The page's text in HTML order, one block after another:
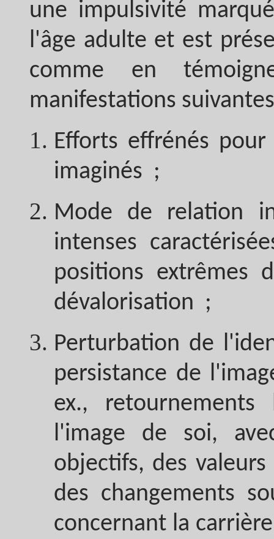
une impulsivité
l'âge adulte et est
comme en
manifestations
Efforts effrénés
imaginés ;
Mode de relation
intenses
positions extrêmes
dévalorisation ;
Perturbation de
persistance de
ex.,
l'image de soi,
objectifs, des
des changements
concernant la